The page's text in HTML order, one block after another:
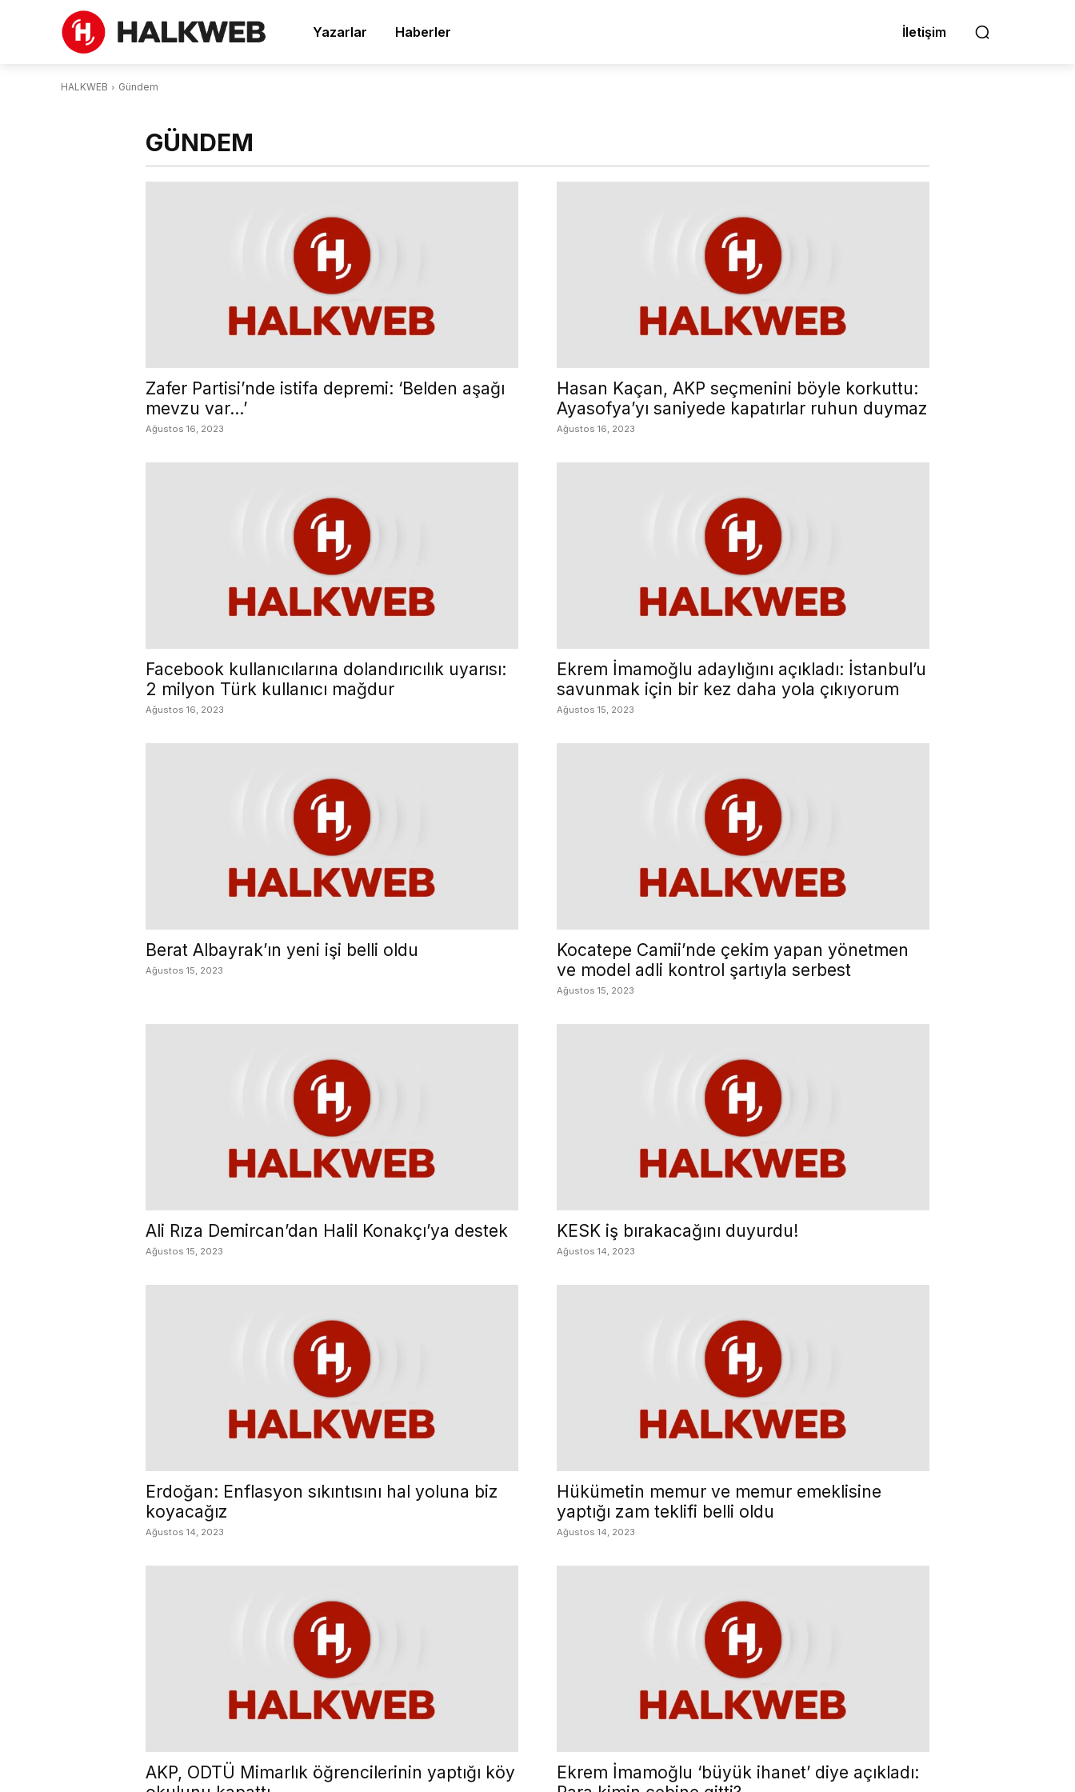
Yazarlar Haberler İletişim
HALKWEB Gündem
GÜNDEM
Zafer Partisi’nde istifa depremi: ‘Belden aşağı
mevzu var…’
Ağustos 16, 2023
Hasan Kaçan, AKP seçmenini böyle korkuttu:
Ayasofya’yı saniyede kapatırlar ruhun duymaz
Ağustos 16, 2023
Facebook kullanıcılarına dolandırıcılık uyarısı:
2 milyon Türk kullanıcı mağdur
Ağustos 16, 2023
Ekrem İmamoğlu adaylığını açıkladı: İstanbul’u
savunmak için bir kez daha yola çıkıyorum
Ağustos 15, 2023
Berat Albayrak’ın yeni işi belli oldu
Ağustos 15, 2023
Kocatepe Camii’nde çekim yapan yönetmen
ve model adli kontrol şartıyla serbest
Ağustos 15, 2023
Ali Rıza Demircan’dan Halil Konakçı’ya destek
Ağustos 15, 2023
KESK iş bırakacağını duyurdu!
Ağustos 14, 2023
Erdoğan: Enflasyon sıkıntısını hal yoluna biz
koyacağız
Ağustos 14, 2023
Hükümetin memur ve memur emeklisine
yaptığı zam teklifi belli oldu
Ağustos 14, 2023
AKP, ODTÜ Mimarlık öğrencilerinin yaptığı köy
Ekrem İmamoğlu ‘büyük ihanet’ diye açıkladı: